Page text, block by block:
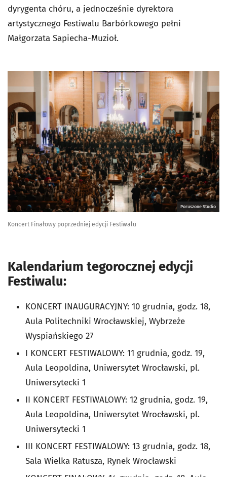
dyrygenta chóru, a jednocześnie dyrektora
artystycznego Festiwalu Barbórkowego pełni
Małgorzata Sapiecha-Muzioł.
Poruszone Studio
Koncert Finałowy poprzedniej edycji Festiwalu
Kalendarium tegorocznej edycji
Festiwalu:
KONCERT INAUGURACYJNY: 10 grudnia, godz. 18,
Aula Politechniki Wrocławskiej, Wybrzeże
Wyspiańskiego 27
I KONCERT FESTIWALOWY: 11 grudnia, godz. 19,
Aula Leopoldina, Uniwersytet Wrocławski, pl.
Uniwersytecki 1
II KONCERT FESTIWALOWY: 12 grudnia, godz. 19,
Aula Leopoldina, Uniwersytet Wrocławski, pl.
Uniwersytecki 1
III KONCERT FESTIWALOWY: 13 grudnia, godz. 18,
Sala Wielka Ratusza, Rynek Wrocławski